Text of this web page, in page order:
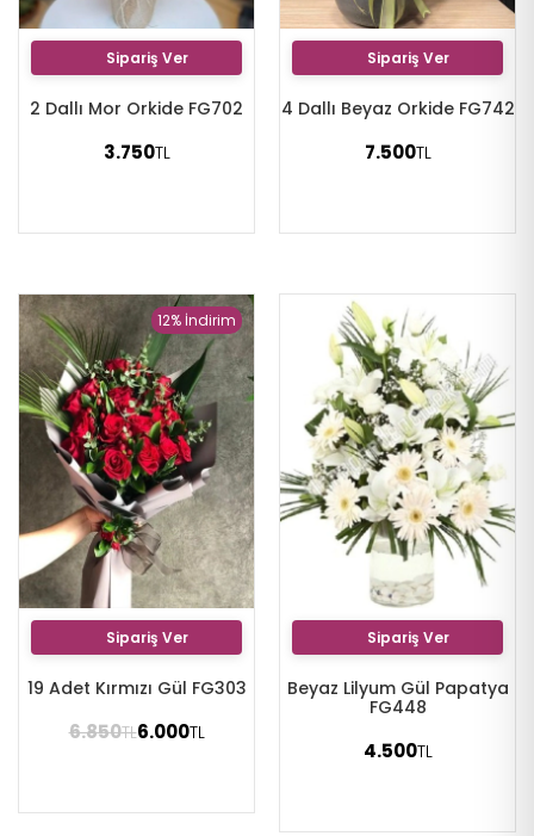
Sipariş Ver
2 Dallı Mor Orkide FG702
3.750TL
Sipariş Ver
4 Dallı Beyaz Orkide FG742
7.500TL
12% İndirim
Sipariş Ver
19 Adet Kırmızı Gül FG303
6.850TL6.000TL
Sipariş Ver
Beyaz Lilyum Gül Papatya
FG448
4.500TL